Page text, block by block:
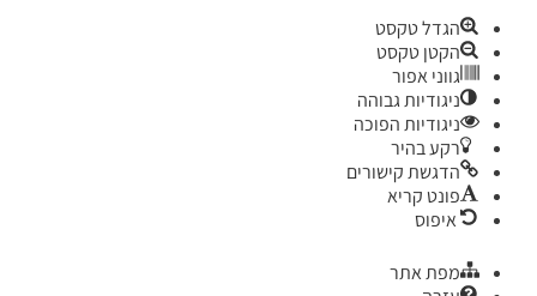
הגדל טקסט
הקטן טקסט
גווני אפור
ניגודיות גבוהה
ניגודיות הפוכה
רקע בהיר
הדגשת קישורים
פונט קריא
איפוס
מפת אתר